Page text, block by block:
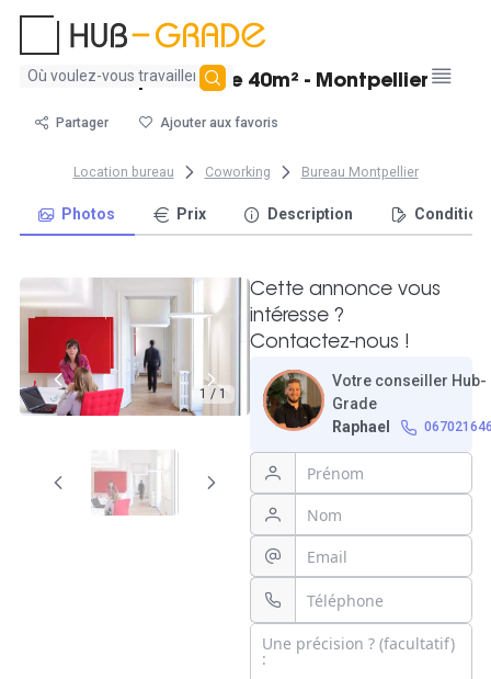
Aucun
trouvé
Bureau privatif de 40m² - Montpellier
Partager Ajouter aux favoris
Location bureau Coworking Bureau Montpellier
Photos Prix Description
1 / 1
Cette annonce vous
intéresse ?
Contactez-nous !
Votre conseiller Hub-
Grade
Raphael